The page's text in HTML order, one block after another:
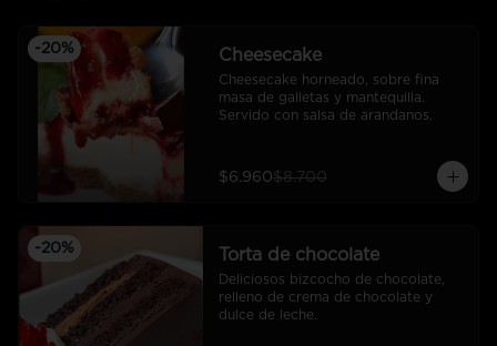
-20% Cheesecake
Cheesecake horneado, sobre fina
masa de galletas y mantequilla.
Servido con salsa de arandanos.
$6.960$8.700
-20% Torta de chocolate
Deliciosos bizcocho de chocolate,
relleno de crema de chocolate y
dulce de leche.